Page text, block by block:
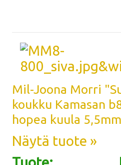
Mil-Joona Morri
koukku Kamasan
hopea kuula 5,5mm
Näytä tuote »